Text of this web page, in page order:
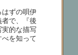
ずの唄伊
で、『後
的な描写
を知って